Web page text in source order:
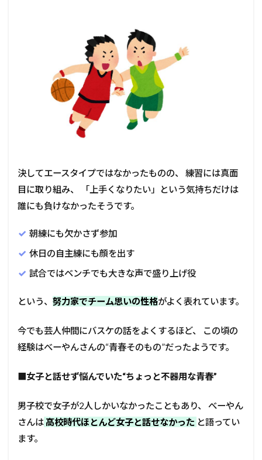
決してエースタイプではなかったものの、 練習には真面
目に取り組み、 「上手くなりたい」という気持ちだけは
誰にも負けなかったそうです。
朝練にも欠かさず参加
休日の自主練にも顔を出す
試合ではベンチでも大きな声で盛り上げ役
という、 努力家でチーム思いの性格がよく表れています。
今でも芸人仲間にバスケの話をよくするほど、 この頃の
経験はべーやんさんの“青春そのもの”だったようです。
■女子と話せず悩んでいた“ちょっと不器用な青春”
男子校で女子が2人しかいなかったこともあり、 べーやん
さんは 高校時代ほとんど女子と話せなかった と語ってい
ます。